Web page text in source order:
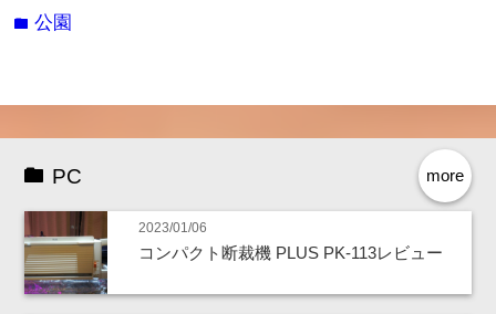
folder公園
more
PC
2023/01/06
コンパクト断裁機 PLUS PK-113レビュー